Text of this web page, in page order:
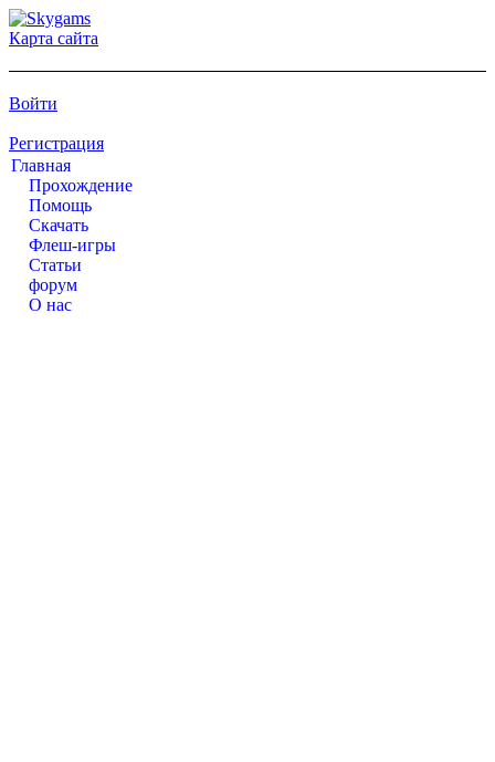
Карта сайта
Войти
Регистрация
Главная
Прохождение
Помощь
Cкачать
Флеш-игры
Статьи
форум
О нас